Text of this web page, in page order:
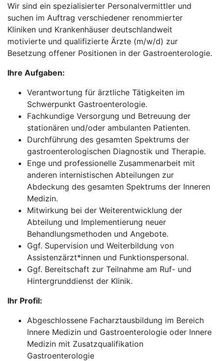
Wir sind ein spezialisierter Personalvermittler und
suchen im Auftrag verschiedener renommierter
Kliniken und Krankenhäuser deutschlandweit
motivierte und qualifizierte Ärzte (m/w/d) zur
Besetzung offener Positionen in der Gastroenterologie.
Ihre Aufgaben:
Verantwortung für ärztliche Tätigkeiten im
Schwerpunkt Gastroenterologie.
Fachkundige Versorgung und Betreuung der
stationären und/oder ambulanten Patienten.
Durchführung des gesamten Spektrums der
gastroenterologischen Diagnostik und Therapie.
Enge und professionelle Zusammenarbeit mit
anderen internistischen Abteilungen zur
Abdeckung des gesamten Spektrums der Inneren
Medizin.
Mitwirkung bei der Weiterentwicklung der
Abteilung und Implementierung neuer
Behandlungsmethoden und Angebote.
Ggf. Supervision und Weiterbildung von
Assistenzärzt*innen und Funktionspersonal.
Ggf. Bereitschaft zur Teilnahme am Ruf- und
Hintergrunddienst der Klinik.
Ihr Profil:
Abgeschlossene Facharztausbildung im Bereich
Innere Medizin und Gastroenterologie oder Innere
Medizin mit Zusatzqualifikation
Gastroenterologie